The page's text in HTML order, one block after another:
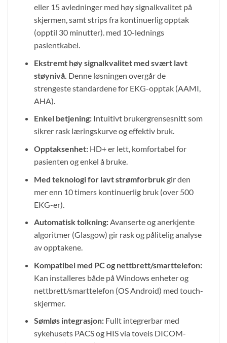
eller 15 avledninger med høy signalkvalitet på
skjermen, samt strips fra kontinuerlig opptak
(opptil 30 minutter). med 10-lednings
pasientkabel.
Ekstremt høy signalkvalitet med svært lavt
støynivå. Denne løsningen overgår de
strengeste standardene for EKG-opptak (AAMI,
AHA).
Enkel betjening:Intuitivt brukergrensesnitt som
sikrer rask læringskurve og effektiv bruk.
Opptaksenhet: HD+ er lett, komfortabel for
pasienten og enkel å bruke.
Med teknologi for lavt strømforbrukgir den
mer enn 10 timers kontinuerlig bruk (over 500
EKG-er).
Automatisk tolkning:Avanserte og anerkjente
algoritmer (Glasgow) gir rask og pålitelig analyse
av opptakene.
Kompatibel med PC og nettbrett/smarttelefon:
Kan installeres både på Windows enheter og
nettbrett/smarttelefon (OS Android) med touch-
skjermer.
Sømløs integrasjon: Fullt integrerbar med
sykehusets PACS og HIS via toveis DICOM-